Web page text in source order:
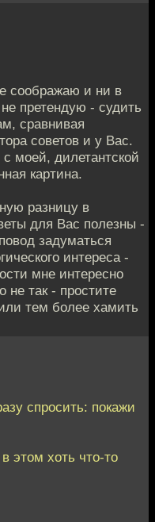
соображаю и ни в
претендую - судить
сравнивая
советов и у Вас.
моей, дилетантской
картина.
разницу в
для Вас полезны -
задуматься
интереса -
мне интересно
не так - простите
тем более хамить
спросить: покажи
этом хоть что-то